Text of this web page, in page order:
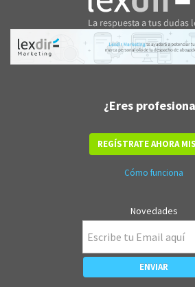
¿Eres
REGÍSTRATE AHORA
Cómo funciona
Novedades